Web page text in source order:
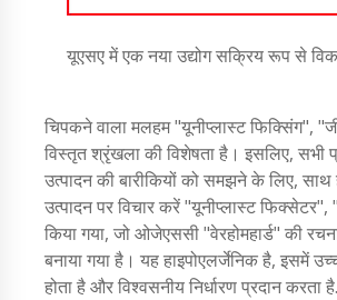
यूएसए में एक नया उद्योग सक्रिय रूप से
चिपकने वाला मलहम "यूनीप्लास्ट फिक्सिंग",
विस्तृत श्रृंखला की विशेषता है। इसलिए,
उत्पादन की बारीकियों को समझने के लिए,
उत्पादन पर विचार करें "यूनीप्लास्ट
किया गया, जो ओजेएससी "वेरहोमहार्ड" की
बनाया गया है। यह हाइपोएलर्जेनिक है, इसमें
होता है और विश्वसनीय निर्धारण प्रदान करता है.